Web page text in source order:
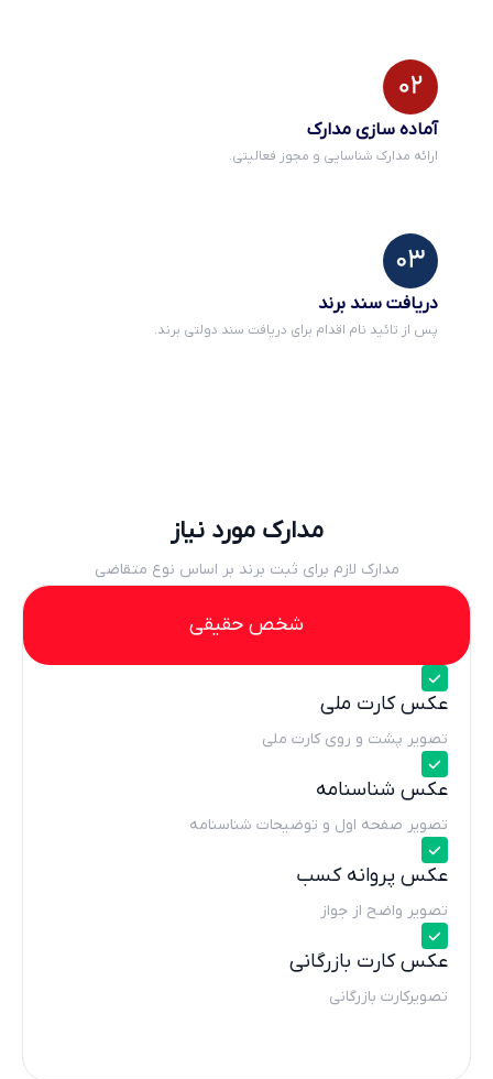
آماده سازی مدارک
ارائه مدارک شناسایی و مجوز فعالیتی.
دریافت سند برند
پس از تائید نام اقدام برای دریافت سند دولتی برند.
مدارک مورد نیاز
مدارک لازم برای ثبت برند بر اساس نوع متقاضی
شخص حقیقی
عکس کارت ملی
تصویر پشت و روی کارت ملی
عکس شناسنامه
تصویر صفحه اول و توضیحات شناسنامه
عکس پروانه کسب
تصویر واضح از جواز
عکس کارت بازرگانی
تصویرکارت بازرگانی